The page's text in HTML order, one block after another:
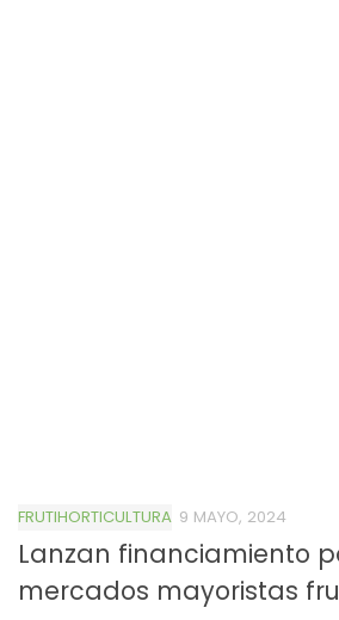
FRUTIHORTICULTURA 9 MAYO, 2024
Lanzan financiamiento
mercados mayoristas